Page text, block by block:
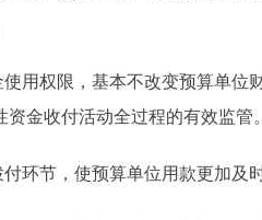
权限，基本不改变预算单位
金收付活动全过程的有效监管。
节，使预算单位用款更加及时